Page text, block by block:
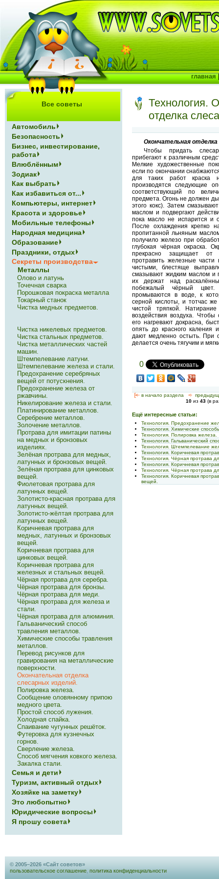
Технология.
отделка
Окончательная отделка
Чтобы придать
прибегают к различным
Мелкие художественные
если по окончании
для таких работ краска
производятся следующие
соответствующий по
предмета. Огонь не должен
этого кокс). Затем
маслом и подвергают
пока масло не испарится и
После охлаждения крепко
пропитанной льняным
получило железо при
глубокая чёрная окраска.
прекрасно защищает от
протравить железные
чистыми, блестяще
смазывают жидким маслом и
их держат над
побежалый чёрный
промываются в воде, к
серной кислоты, и тотчас
чистой тряпкой.
воздействия воздуха.
его нагревают докрасна,
опять до красного каления
дают медленно остыть. При
делается очень тягучим и
0
[<— в начало раздела <-
10 из 43 (в
Ещё интересные статьи:
Технология. Предохранение
Технология. Химические
Технология. Полировка железа.
Технология. Гальванический
Технология. Штемпелевание
Технология. Коричневая
Технология. Чёрная протрава
Технология. Коричневая
Технология. Чёрная протрава
Технология. Коричневая
вещей.
Все советы
Автомобиль
Безопасность
Бизнес, инвестирование,
работа
Влюблённым
Зодиак
Как выбрать
Как избавиться от...
Компьютеры, интернет
Красота и здоровье
Мобильные телефоны
Народная медицина
Образование
Праздники, отдых
Секреты производства
Металлы
Олово и латунь
Точечная сварка
Порошковая покраска металла
Токарный станок
Чистка медных предметов.
Чистка никелевых предметов.
Чистка стальных предметов.
Чистка металлических частей
машин.
Штемпелевание латуни.
Штемпелевание железа и стали.
Предохранение серебряных
вещей от потускнения.
Предохранение железа от
ржавчины.
Никелирование железа и стали.
Платинирование металлов.
Серебрение металлов.
Золочение металлов.
Протрава для имитации патины
на медных и бронзовых
изделиях.
Зелёная протрава для медных,
латунных и бронзовых вещей.
Зелёная протрава для цинковых
вещей.
Фиолетовая протрава для
латунных вещей.
Золотисто-красная протрава для
латунных вещей.
Золотисто-жёлтая протрава для
латунных вещей.
Коричневая протрава для
медных, латунных и бронзовых
вещей.
Коричневая протрава для
цинковых вещей.
Коричневая протрава для
железных и стальных вещей.
Чёрная протрава для серебра.
Чёрная протрава для бронзы.
Чёрная протрава для меди.
Чёрная протрава для железа и
стали.
Чёрная протрава для алюминия.
Гальванический способ
травления металлов.
Химические способы травления
металлов.
Перевод рисунков для
гравирования на металлические
поверхности.
Окончательная отделка
слесарных изделий.
Полировка железа.
Сообщение оловянному припою
медного цвета.
Простой способ лужения.
Холодная спайка.
Спаивание чугунных решёток.
Футеровка для кузнечных
горнов.
Сверление железа.
Способ мягчения ковкого железа.
Закалка стали.
Семья и дети
Туризм, активный отдых
Хозяйке на заметку
Это любопытно
Юридические вопросы
Я прошу совета
главная
© 2005–2026 «Сайт советов»
пользовательское соглашение политика конфиденциальности